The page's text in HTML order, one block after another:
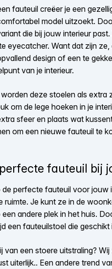
fauteuil creëer je een
model uitzoekt.
die bij jouw interieur
eyecatcher. Want dat zijn
design of een te
van je interieur.
deze stoelen als extra
om de lege hoeken in je
sfeer en plaats wat
om een nieuwe fauteuil te
fauteuil bij
de perfectefauteuil voor jouw
ruimte. Je kunt ze in de
andere plek in het huis.
eenfauteuilstoel die geschikt
van een stoere uitstraling?
uiterlijk.. Een andere trend